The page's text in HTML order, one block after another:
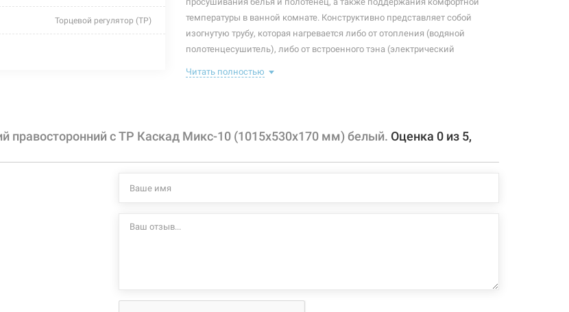
Торцевой регулятор (ТР)
1015 мм
+55°C
температуры в ванной комнате. Конструктивно представляет собой
изогнутую трубу, которая нагревается либо от отопления (водяной
полотенцесушитель), либо от встроенного тэна (электрический
полотенцесушитель станет незаменимым элементом интерьера.
производителем изменения, магазин ответственности не несет.
Читать полностью
правосторонний с ТР Каскад Микс-10 (1015х530х170 мм) белый. Оценка 0 из 5,